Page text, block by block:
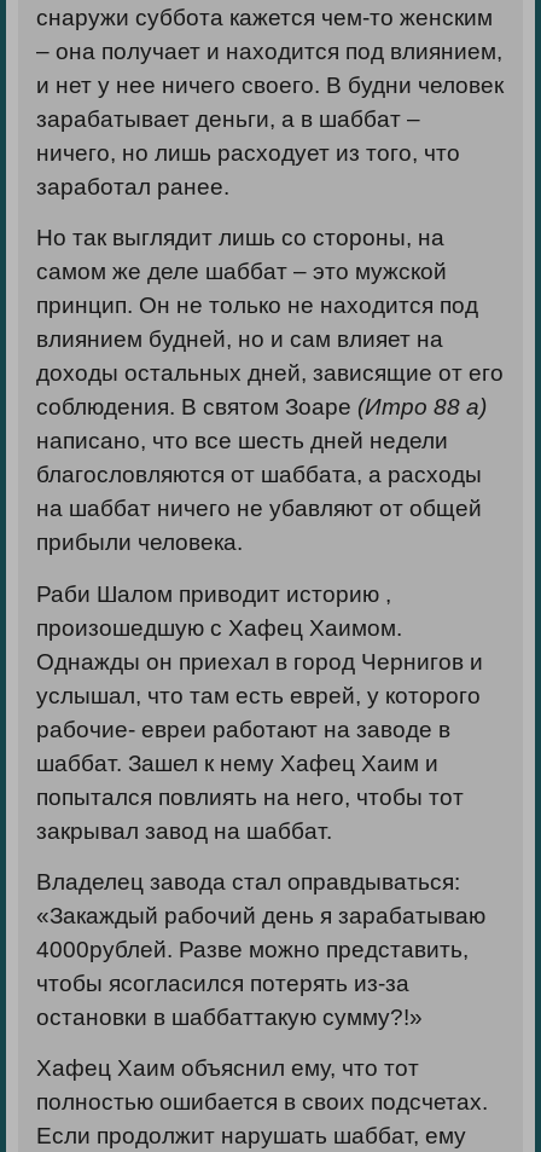
снаружи суббота кажется чем-то женским
– она получает и находится под влиянием,
и нет у нее ничего своего. В будни человек
зарабатывает деньги, а в шаббат –
ничего, но лишь расходует из того, что
заработал ранее.
Но так выглядит лишь со стороны, на
самом же деле шаббат – это мужской
принцип. Он не только не находится под
влиянием будней, но и сам влияет на
доходы остальных дней, зависящие от его
соблюдения. В святом Зоаре (Итро 88 а)
написано, что все шесть дней недели
благословляются от шаббата, а расходы
на шаббат ничего не убавляют от общей
прибыли человека.
Раби Шалом приводит историю ,
произошедшую с Хафец Хаимом.
Однажды он приехал в город Чернигов и
услышал, что там есть еврей, у которого
рабочие- евреи работают на заводе в
шаббат. Зашел к нему Хафец Хаим и
попытался повлиять на него, чтобы тот
закрывал завод на шаббат.
Владелец завода стал оправдываться:
«Закаждый рабочий день я зарабатываю
4000рублей. Разве можно представить,
чтобы ясогласился потерять из-за
остановки в шаббаттакую сумму?!»
Хафец Хаим объяснил ему, что тот
полностью ошибается в своих подсчетах.
Если продолжит нарушать шаббат, ему